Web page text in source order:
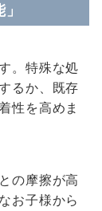
。特殊な処
るか、既存
性を高めま
の摩擦が高
お子様から